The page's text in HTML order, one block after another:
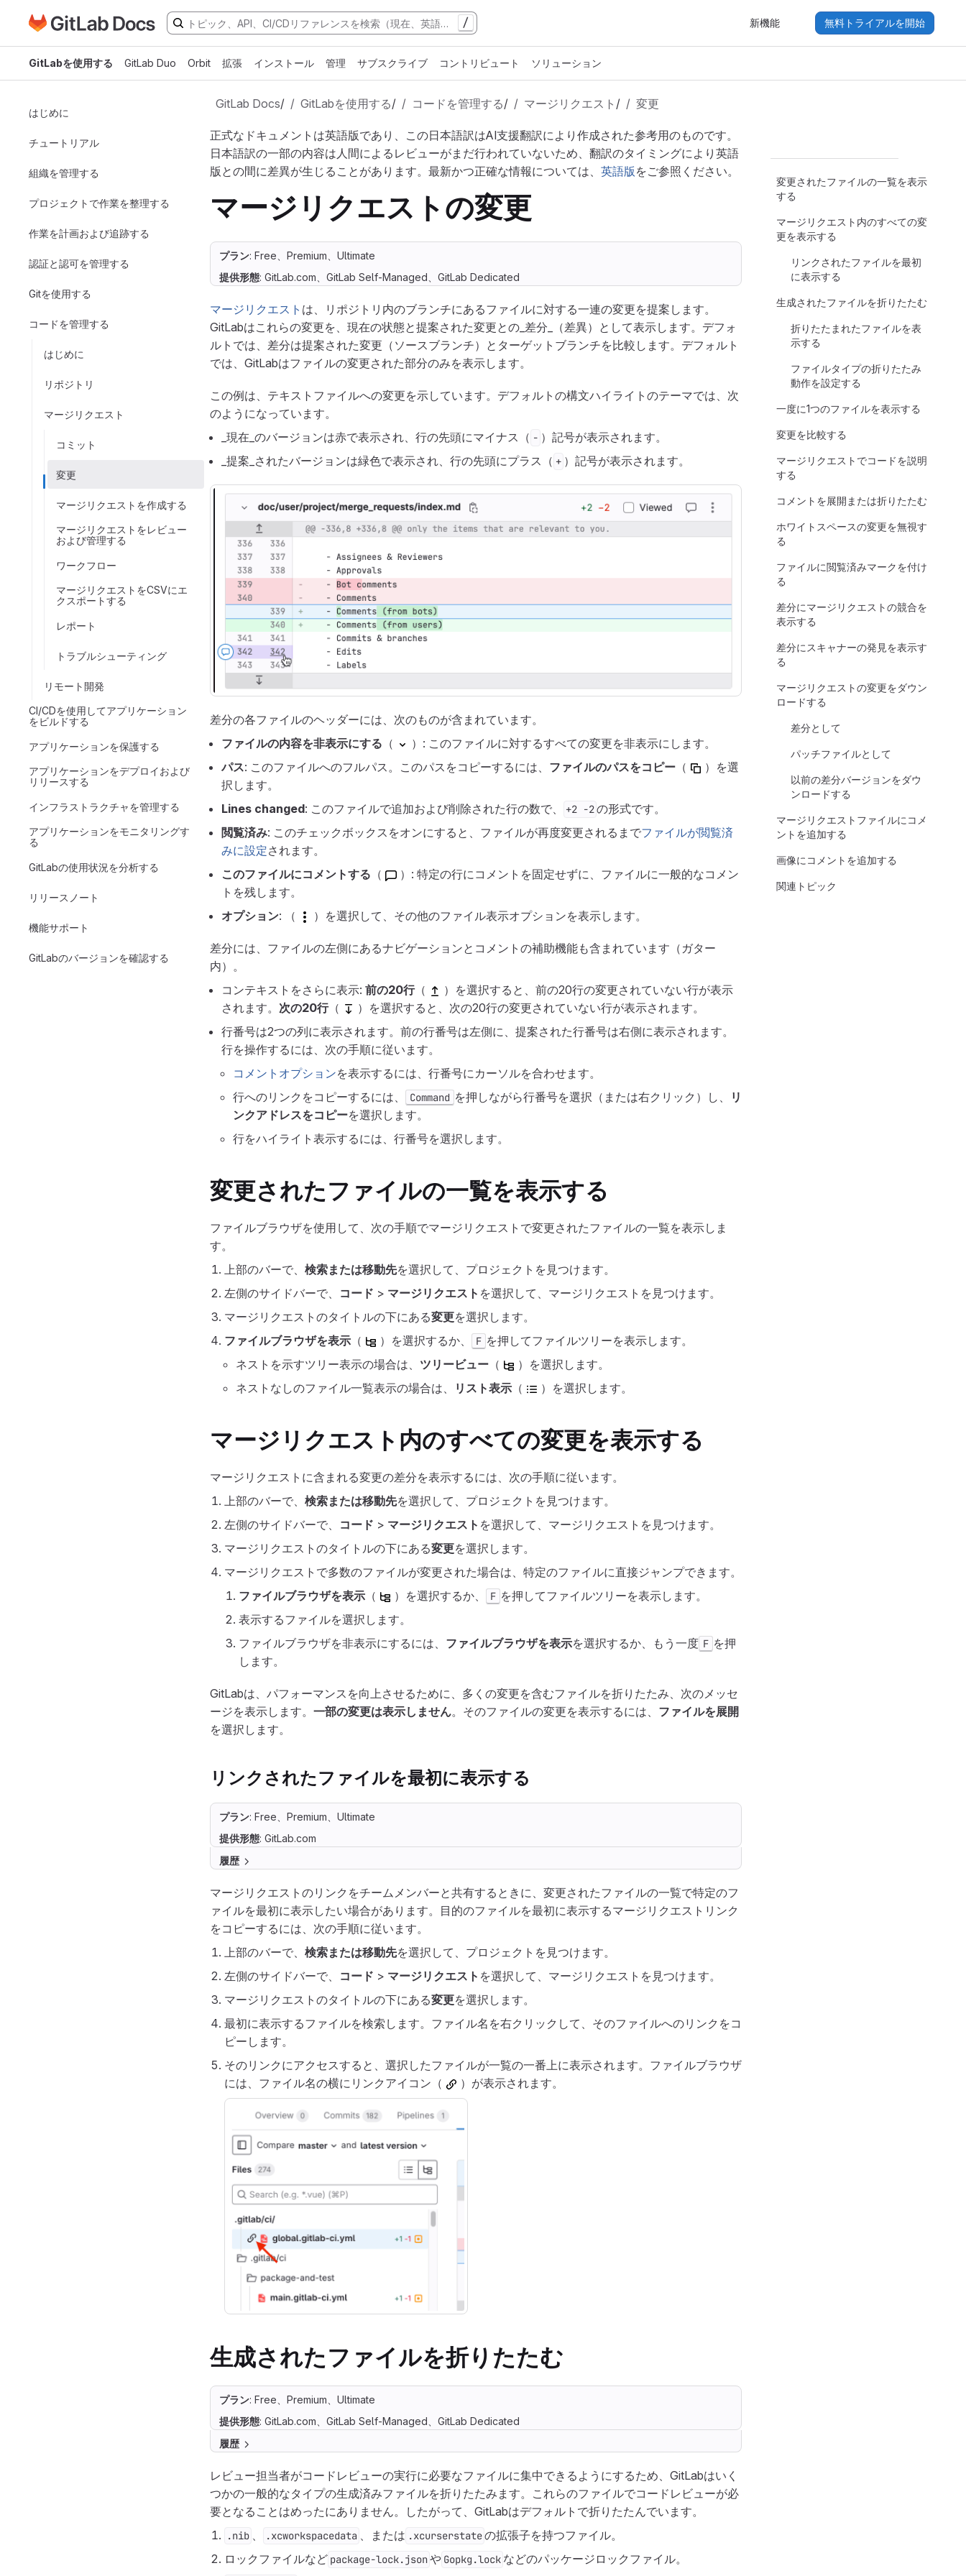
メインコンテンツにスキップ
GitLabドキュメントのホームページに移動 / 新機能 無料トライアルを開始
GitLabを使用する GitLab Duo Orbit 拡張 インストール 管理 サブスクライブ コントリビュート ソリューション
はじめに
チュートリアル
組織を管理する
プロジェクトで作業を整理する
作業を計画および追跡する
認証と認可を管理する
Gitを使用する
コードを管理する
はじめに
リポジトリ
マージリクエスト
コミット
変更
マージリクエストを作成する
マージリクエストをレビュー
および管理する
ワークフロー
マージリクエストをCSVにエ
クスポートする
レポート
トラブルシューティング
リモート開発
CI/CDを使用してアプリケーション
をビルドする
アプリケーションを保護する
アプリケーションをデプロイおよび
リリースする
インフラストラクチャを管理する
アプリケーションをモニタリングす
る
GitLabの使用状況を分析する
リリースノート
機能サポート
GitLabのバージョンを確認する
GitLab Docs/ GitLabを使用する/ コードを管理する/ マージリクエスト / 変更
正式なドキュメントは英語版であり、この日本語訳はAI支援翻訳により作成された参考用のものです。
日本語訳の一部の内容は人間によるレビューがまだ行われていないため、翻訳のタイミングにより英語
版との間に差異が生じることがあります。最新かつ正確な情報については、 英語版 をご参照ください。
マージリクエストの変更
プラン: Free、Premium、Ultimate
提供形態: GitLab.com、GitLab Self-Managed、GitLab Dedicated
マージリクエスト は、リポジトリ内のブランチにあるファイルに対する一連の変更を提案します。
GitLabはこれらの変更を、現在の状態と提案された変更との_差分_（差異）として表示します。デフォ
ルトでは、差分は提案された変更（ソースブランチ）とターゲットブランチを比較します。デフォルト
では、GitLabはファイルの変更された部分のみを表示します。
この例は、テキストファイルへの変更を示しています。デフォルトの構文ハイライトのテーマでは、次
のようになっています。
_現在_のバージョンは赤で表示され、行の先頭にマイナス（ - ）記号が表示されます。
_提案_されたバージョンは緑色で表示され、行の先頭にプラス（ + ）記号が表示されます。
差分の各ファイルのヘッダーには、次のものが含まれています。
ファイルの内容を非表示にする （
）: このファイルに対するすべての変更を非表示にします。
パス: このファイルへのフルパス。このパスをコピーするには、 ファイルのパスをコピー （
）を選
択します。
Lines changed: このファイルで追加および削除された行の数で、 +2 -2の形式です。
閲覧済み: このチェックボックスをオンにすると、ファイルが再度変更されるまでファイルが閲覧済
みに設定されます。
このファイルにコメントする （
）: 特定の行にコメントを固定せずに、ファイルに一般的なコメン
トを残します。
オプション: （ ）を選択して、その他のファイル表示オプションを表示します。
差分には、ファイルの左側にあるナビゲーションとコメントの補助機能も含まれています（ガター
内）。
コンテキストをさらに表示: 前の20行（
）を選択すると、前の20行の変更されていない行が表示
されます。 次の20行（
）を選択すると、次の20行の変更されていない行が表示されます。
行番号は2つの列に表示されます。前の行番号は左側に、提案された行番号は右側に表示されます。
行を操作するには、次の手順に従います。
コメントオプションを表示するには、行番号にカーソルを合わせます。
行へのリンクをコピーするには、
Command を押しながら行番号を選択（または右クリック）し、
リ
ンクアドレスをコピーを選択します。
行をハイライト表示するには、行番号を選択します。
変更されたファイルの一覧を表示する
ファイルブラウザを使用して、次の手順でマージリクエストで変更されたファイルの一覧を表示しま
す。
上部のバーで、 検索または移動先を選択して、プロジェクトを見つけます。
左側のサイドバーで、 コード > マージリクエスト を選択して、マージリクエストを見つけます。
マージリクエストのタイトルの下にある変更を選択します。
ファイルブラウザを表示 （ ）を選択するか、 F を押してファイルツリーを表示します。
ネストを示すツリー表示の場合は、 ツリービュー （
）を選択します。
ネストなしのファイル一覧表示の場合は、
リスト表示 （ ）を選択します。
マージリクエスト内のすべての変更を表示する
マージリクエストに含まれる変更の差分を表示するには、次の手順に従います。
上部のバーで、 検索または移動先を選択して、プロジェクトを見つけます。
左側のサイドバーで、 コード > マージリクエスト を選択して、マージリクエストを見つけます。
マージリクエストのタイトルの下にある変更を選択します。
マージリクエストで多数のファイルが変更された場合は、特定のファイルに直接ジャンプできます。
ファイルブラウザを表示 （ ）を選択するか、 F を押してファイルツリーを表示します。
表示するファイルを選択します。
ファイルブラウザを非表示にするには、 ファイルブラウザを表示を選択するか、もう一度 F を押
します。
GitLabは、パフォーマンスを向上させるために、多くの変更を含むファイルを折りたたみ、次のメッセ
ージを表示します。 一部の変更は表示しません。そのファイルの変更を表示するには、 ファイルを展開
を選択します。
リンクされたファイルを最初に表示する
プラン: Free、Premium、Ultimate
提供形態: GitLab.com
履歴
マージリクエストのリンクをチームメンバーと共有するときに、変更されたファイルの一覧で特定のフ
ァイルを最初に表示したい場合があります。目的のファイルを最初に表示するマージリクエストリンク
をコピーするには、次の手順に従います。
上部のバーで、 検索または移動先を選択して、プロジェクトを見つけます。
左側のサイドバーで、 コード > マージリクエスト を選択して、マージリクエストを見つけます。
マージリクエストのタイトルの下にある変更を選択します。
最初に表示するファイルを検索します。ファイル名を右クリックして、そのファイルへのリンクをコ
ピーします。
そのリンクにアクセスすると、選択したファイルが一覧の一番上に表示されます。ファイルブラウザ
には、ファイル名の横にリンクアイコン（
）が表示されます。
生成されたファイルを折りたたむ
プラン: Free、Premium、Ultimate
提供形態: GitLab.com、GitLab Self-Managed、GitLab Dedicated
履歴
レビュー担当者がコードレビューの実行に必要なファイルに集中できるようにするため、GitLabはいく
つかの一般的なタイプの生成済みファイルを折りたたみます。これらのファイルでコードレビューが必
要となることはめったにありません。したがって、GitLabはデフォルトで折りたたんでいます。
.nib 、 .xcworkspacedata 、または .xcurserstateの拡張子を持つファイル。
ロックファイルなど package-lock.jsonや Gopkg.lock などのパッケージロックファイル。
変更されたファイルの一覧を表示
する
マージリクエスト内のすべての変
更を表示する
リンクされたファイルを最初
に表示する
生成されたファイルを折りたたむ
折りたたまれたファイルを表
示する
ファイルタイプの折りたたみ
動作を設定する
一度に1つのファイルを表示する
変更を比較する
マージリクエストでコードを説明
する
コメントを展開または折りたたむ
ホワイトスペースの変更を無視す
る
ファイルに閲覧済みマークを付け
る
差分にマージリクエストの競合を
表示する
差分にスキャナーの発見を表示す
る
マージリクエストの変更をダウン
ロードする
差分として
パッチファイルとして
以前の差分バージョンをダウ
ンロードする
マージリクエストファイルにコメ
ントを追加する
画像にコメントを追加する
関連トピック